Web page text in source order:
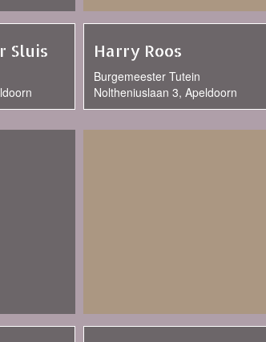
Sluis Harry Roos
Burgemeester Tutein
Noltheniuslaan 3, Apeldoorn